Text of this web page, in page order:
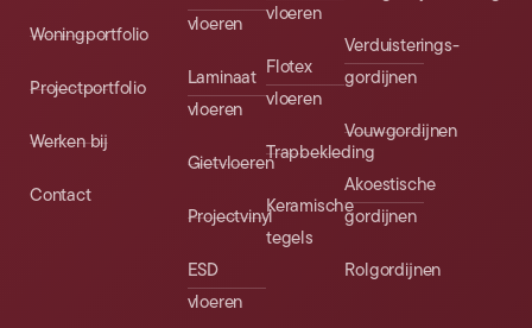
Woningportfolio
Projectportfolio
Werken bij
Contact
vloeren
Laminaat
vloeren
Gietvloeren
Projectvinyl
ESD
vloeren
vloeren
Flotex
vloeren
Trapbekleding
Keramische
tegels
Verduisterings­
gordijnen
Vouwgordijnen
Akoestische
gordijnen
Rolgordijnen